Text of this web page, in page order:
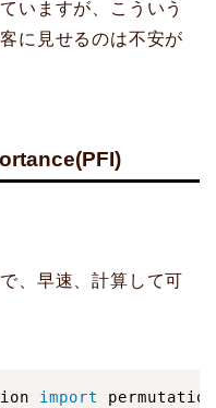
いますが、こういう
に見せるのは不安が
、早速、計算して可
import